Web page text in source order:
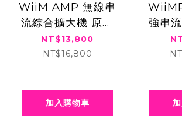
WiiM AMP 無線串
流綜合擴大機 原廠
保固二年
NT$13,800
NT$16,800
加入購物車
強串
遙控